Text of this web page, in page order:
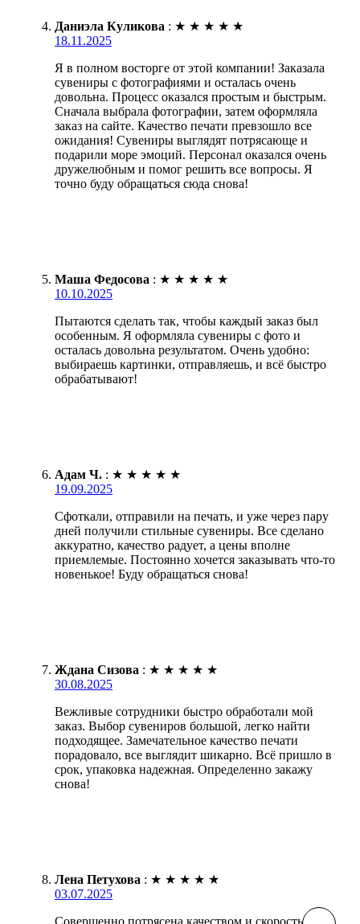
Даниэла Куликова : ★ ★ ★ ★ ★
18.11.2025
Я в полном восторге от этой компании! Заказала
сувениры с фотографиями и осталась очень
довольна. Процесс оказался простым и быстрым.
Сначала выбрала фотографии, затем оформляла
заказ на сайте. Качество печати превзошло все
ожидания! Сувениры выглядят потрясающе и
подарили море эмоций. Персонал оказался очень
дружелюбным и помог решить все вопросы. Я
точно буду обращаться сюда снова!
Маша Федосова : ★ ★ ★ ★ ★
10.10.2025
Пытаются сделать так, чтобы каждый заказ был
особенным. Я оформляла сувениры с фото и
осталась довольна результатом. Очень удобно:
выбираешь картинки, отправляешь, и всё быстро
обрабатывают!
Адам Ч. : ★ ★ ★ ★ ★
19.09.2025
Сфоткали, отправили на печать, и уже через пару
дней получили стильные сувениры. Все сделано
аккуратно, качество радует, а цены вполне
приемлемые. Постоянно хочется заказывать что-то
новенькое! Буду обращаться снова!
Ждана Сизова : ★ ★ ★ ★ ★
30.08.2025
Вежливые сотрудники быстро обработали мой
заказ. Выбор сувениров большой, легко найти
подходящее. Замечательное качество печати
порадовало, все выглядит шикарно. Всё пришло в
срок, упаковка надежная. Определенно закажу
снова!
Лена Петухова : ★ ★ ★ ★ ★
03.07.2025
Совершенно потрясена качеством и скоростью!